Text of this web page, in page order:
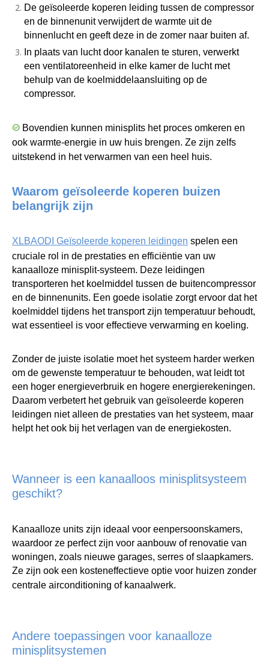
De geïsoleerde koperen leiding tussen de compressor
en de binnenunit verwijdert de warmte uit de
binnenlucht en geeft deze in de zomer naar buiten af.
In plaats van lucht door kanalen te sturen, verwerkt
een ventilatoreenheid in elke kamer de lucht met
behulp van de koelmiddelaansluiting op de
compressor.
Bovendien kunnen minisplits het proces omkeren en
ook warmte-energie in uw huis brengen. Ze zijn zelfs
uitstekend in het verwarmen van een heel huis.
Waarom geïsoleerde koperen buizen
belangrijk zijn
XLBAODI Geïsoleerde koperen leidingen spelen een
cruciale rol in de prestaties en efficiëntie van uw
kanaalloze minisplit-systeem. Deze leidingen
transporteren het koelmiddel tussen de buitencompressor
en de binnenunits. Een goede isolatie zorgt ervoor dat het
koelmiddel tijdens het transport zijn temperatuur behoudt,
wat essentieel is voor effectieve verwarming en koeling.
Zonder de juiste isolatie moet het systeem harder werken
om de gewenste temperatuur te behouden, wat leidt tot
een hoger energieverbruik en hogere energierekeningen.
Daarom verbetert het gebruik van geïsoleerde koperen
leidingen niet alleen de prestaties van het systeem, maar
helpt het ook bij het verlagen van de energiekosten.
Wanneer is een kanaalloos minisplitsysteem
geschikt?
Kanaalloze units zijn ideaal voor eenpersoonskamers,
waardoor ze perfect zijn voor aanbouw of renovatie van
woningen, zoals nieuwe garages, serres of slaapkamers.
Ze zijn ook een kosteneffectieve optie voor huizen zonder
centrale airconditioning of kanaalwerk.
Andere toepassingen voor kanaalloze
minisplitsystemen